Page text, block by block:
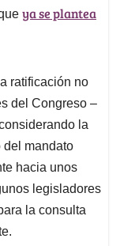
ya se plantea
ratificación no
del Congreso –
la
del mandato
hacia unos
legisladores
la consulta